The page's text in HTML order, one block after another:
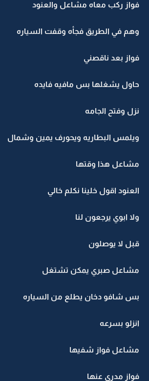
فواز ركب معاه مشاعل والعنود
وهم في الطريق فجأه وقفت السياره
فواز بعد ناقصني
حاول يشغلها بس مافيه فايده
نزل وفتح الجامه
ويلمس البطاريه ويحورف يمين وشمال
مشاعل هذا وقتها
العنود اقول خلينا نكلم خالي
ولا ابوي يرجعون لنا
قبل لا يوصلون
مشاعل صبري يمكن تشتغل
بس شافو دخان يطلع من السياره
انزلو بسرعه
مشاعل فواز شفيها
فواز مدري عنها